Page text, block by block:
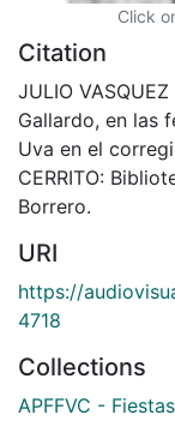
Click
Citation
JULIO
Gallardo, en las
Uva en el
CERRITO:
Borrero.
URI
https://
4718
Collections
APFFVC -